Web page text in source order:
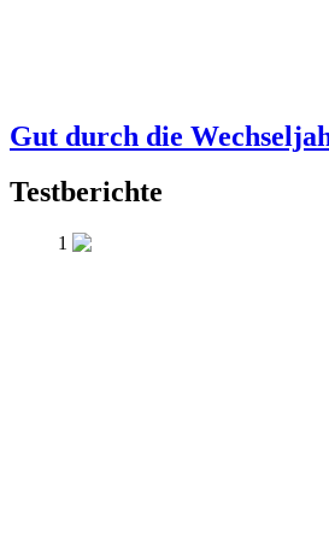
Gut durch die
Testberichte
1